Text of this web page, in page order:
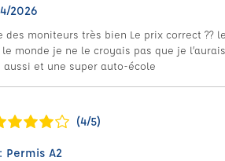
2026
des moniteurs très bien Le prix correct ??
monde je ne le croyais pas que je
aussi et une super auto-école
(4/5)
Permis A2